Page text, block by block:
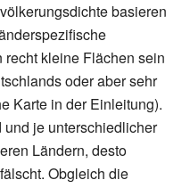
basieren
kleine Flächen sein
oder aber sehr
Karte in der Einleitung).
je unterschiedlicher
Ländern, desto
Obgleich die